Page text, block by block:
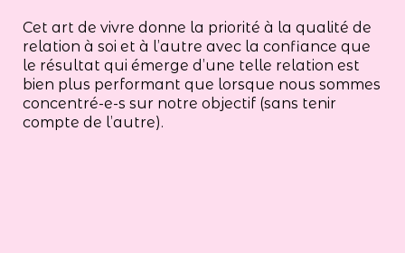
Cet art de vivre donne la priorité à la qualité de
relation à soi et à l’autre avec la confiance que
le résultat qui émerge d’une telle relation est
bien plus performant que lorsque nous sommes
concentré-e-s sur notre objectif (sans tenir
compte de l’autre).